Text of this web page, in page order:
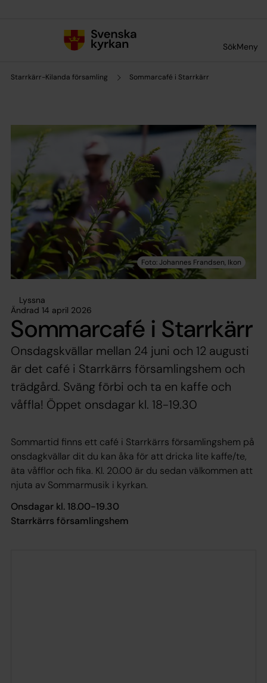
SökMeny
Starrkärr-Kilanda församling Sommarcafé i Starrkärr
Lyssna
Ändrad 14 april 2026
Sommarcafé i Starrkärr
Onsdagskvällar mellan 24 juni och 12 augusti
är det café i Starrkärrs församlingshem och
trädgård. Sväng förbi och ta en kaffe och
våffla! Öppet onsdagar kl. 18-19.30
Sommartid finns ett café i Starrkärrs församlingshem på
onsdagkvällar dit du kan åka för att dricka lite kaffe/te,
äta våfflor och fika. Kl. 20.00 är du sedan välkommen att
njuta av Sommarmusik i kyrkan.
Onsdagar kl. 18.00-19.30
Starrkärrs församlingshem